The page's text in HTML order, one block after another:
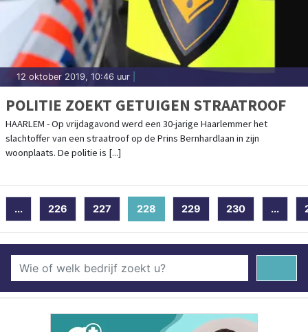
12 oktober 2019, 10:46 uur
POLITIE ZOEKT GETUIGEN STRAATROOF
HAARLEM - Op vrijdagavond werd een 30-jarige Haarlemmer het
slachtoffer van een straatroof op de Prins Bernhardlaan in zijn
woonplaats. De politie is [...]
... 226 227 228 (current)
229 230 ...